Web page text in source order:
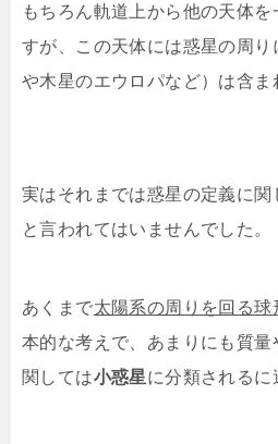
もちろん軌道上から他の天体を
すが、この天体には惑星の周り
や木星のエウロパなど）は含ま
実はそれまでは惑星の定義に関
と言われてはいませんでした。
あくまで太陽系の周りを回る球
本的な考えで、あまりにも質量
関しては小惑星に分類されるに